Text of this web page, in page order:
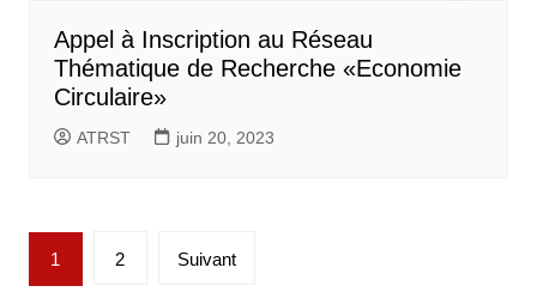
Appel à Inscription au Réseau
Thématique de Recherche «Economie
Circulaire»
ATRST juin 20, 2023
Pagination
des
1 2 Suivant